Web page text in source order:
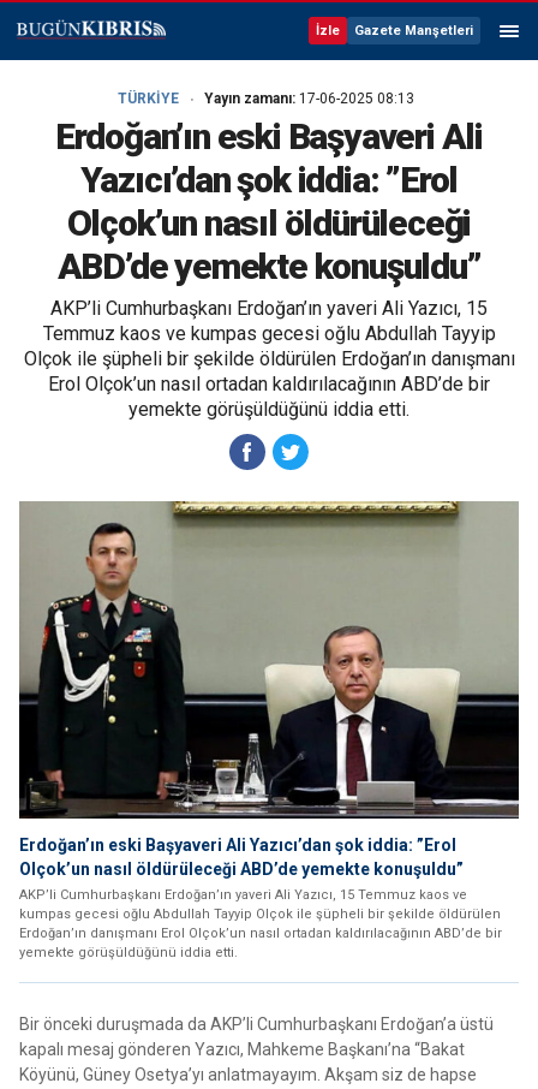
İzle Gazete Manşetleri
TÜRKİYE Yayın zamanı: 17-06-2025 08:13
Erdoğan’ın eski Başyaveri Ali
Yazıcı’dan şok iddia: ”Erol
Olçok’un nasıl öldürüleceği
ABD’de yemekte konuşuldu”
AKP’li Cumhurbaşkanı Erdoğan’ın yaveri Ali Yazıcı, 15
Temmuz kaos ve kumpas gecesi oğlu Abdullah Tayyip
Olçok ile şüpheli bir şekilde öldürülen Erdoğan’ın danışmanı
Erol Olçok’un nasıl ortadan kaldırılacağının ABD’de bir
yemekte görüşüldüğünü iddia etti.
Erdoğan’ın eski Başyaveri Ali Yazıcı’dan şok iddia: ”Erol
Olçok’un nasıl öldürüleceği ABD’de yemekte konuşuldu”
AKP’li Cumhurbaşkanı Erdoğan’ın yaveri Ali Yazıcı, 15 Temmuz kaos ve
kumpas gecesi oğlu Abdullah Tayyip Olçok ile şüpheli bir şekilde öldürülen
Erdoğan’ın danışmanı Erol Olçok’un nasıl ortadan kaldırılacağının ABD’de bir
yemekte görüşüldüğünü iddia etti.
Bir önceki duruşmada da AKP’li Cumhurbaşkanı Erdoğan’a üstü
kapalı mesaj gönderen Yazıcı, Mahkeme Başkanı’na ‘‘Bakat
Köyünü, Güney Osetya’yı anlatmayayım. Akşam siz de hapse